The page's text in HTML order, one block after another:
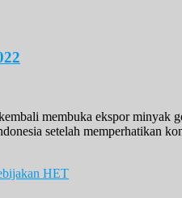
membuka ekspor
setelah memperhatikan